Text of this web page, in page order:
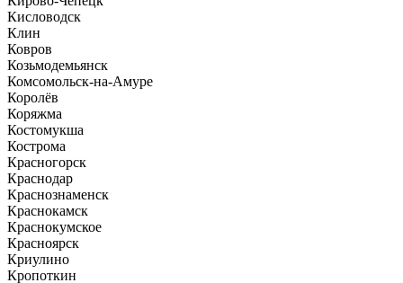
Кисловодск
Клин
Ковров
Козьмодемьянск
Комсомольск-на-Амуре
Королёв
Коряжма
Костомукша
Кострома
Красногорск
Краснодар
Краснознаменск
Краснокамск
Краснокумское
Красноярск
Криулино
Кропоткин